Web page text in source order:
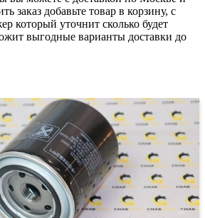
заказ добавьте товар в корзину, с
который уточнит сколько будет
выгодные варианты доставки до